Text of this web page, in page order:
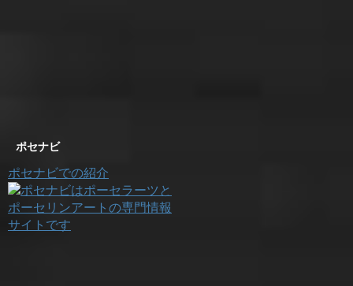
ポセナビ
ポセナビでの紹介